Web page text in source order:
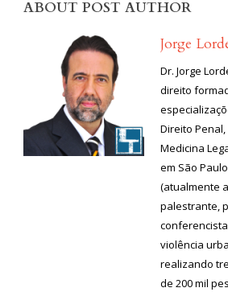
ABOUT POST AUTHOR
Jorge
Dr. Jorge
direito
Direito
Medicina
em São
(atualmente
palestrante,
violência
realizando
de 200 mil